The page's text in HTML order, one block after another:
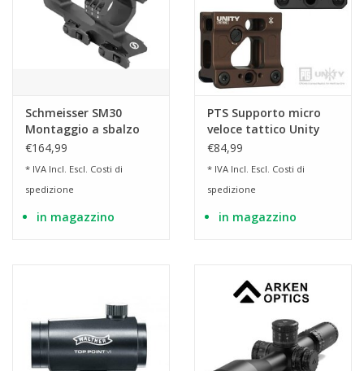
Schmeisser SM30
Montaggio a sbalzo
medio
€164,99
* IVA Incl. Escl. Costi di
spedizione
in magazzino
PTS Supporto micro
veloce tattico Unity
€84,99
* IVA Incl. Escl. Costi di
spedizione
in magazzino